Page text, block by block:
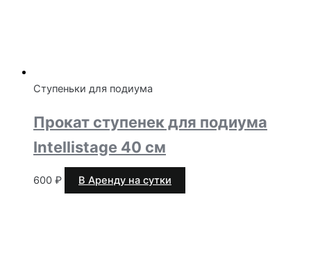
Ступеньки для подиума
Прокат ступенек для подиума
Intellistage 40 см
600 ₽ В Аренду на сутки